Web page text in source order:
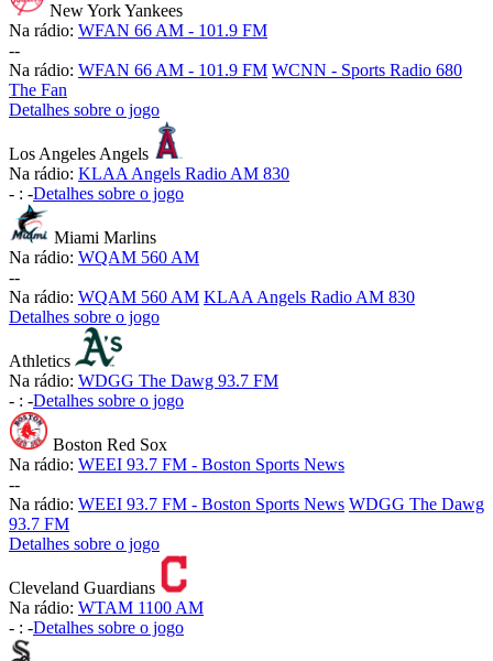
New York Yankees
Na rádio: WFAN 66 AM - 101.9 FM
--
Na rádio: WFAN 66 AM - 101.9 FM WCNN - Sports Radio 680
The Fan
Detalhes sobre o jogo
Los Angeles Angels
Na rádio: KLAA Angels Radio AM 830
- : -Detalhes sobre o jogo
Miami Marlins
Na rádio: WQAM 560 AM
--
Na rádio: WQAM 560 AM KLAA Angels Radio AM 830
Detalhes sobre o jogo
Athletics
Na rádio: WDGG The Dawg 93.7 FM
- : -Detalhes sobre o jogo
Boston Red Sox
Na rádio: WEEI 93.7 FM - Boston Sports News
--
Na rádio: WEEI 93.7 FM - Boston Sports News WDGG The Dawg
93.7 FM
Detalhes sobre o jogo
Cleveland Guardians
Na rádio: WTAM 1100 AM
- : -Detalhes sobre o jogo